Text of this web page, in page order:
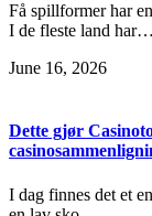
Få spillformer har
I de fleste land har…
June 16, 2026
Dette gjør
I dag finnes det et